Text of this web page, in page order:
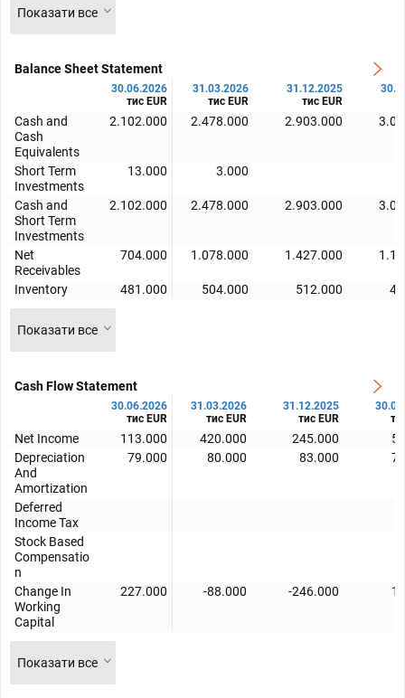
Показати все
Balance Sheet Statement
30.06.2026
тис EUR
31.03.2026
тис EUR
31.12.2025
тис EUR
Cash and
Cash
Equivalents
2.102.000 2.478.000 2.903.000
Short Term
Investments
13.000 3.000
Cash and
Short Term
Investments
2.102.000 2.478.000 2.903.000
Net
Receivables
704.000 1.078.000 1.427.000
Inventory 481.000 504.000 512.000
Показати все
Cash Flow Statement
30.06.2026
тис EUR
31.03.2026
тис EUR
31.12.2025
тис EUR
Net Income 113.000 420.000 245.000
Depreciation
And
Amortization
79.000 80.000 83.000
Deferred
Income Tax
Stock Based
Compensatio
n
Change In
Working
Capital
227.000 -88.000 -246.000
Показати все